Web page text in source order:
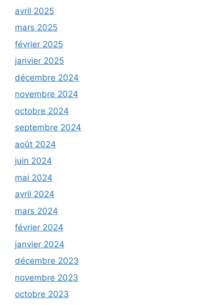
avril 2025
mars 2025
février 2025
janvier 2025
décembre 2024
novembre 2024
octobre 2024
septembre 2024
août 2024
juin 2024
mai 2024
avril 2024
mars 2024
février 2024
janvier 2024
décembre 2023
novembre 2023
octobre 2023